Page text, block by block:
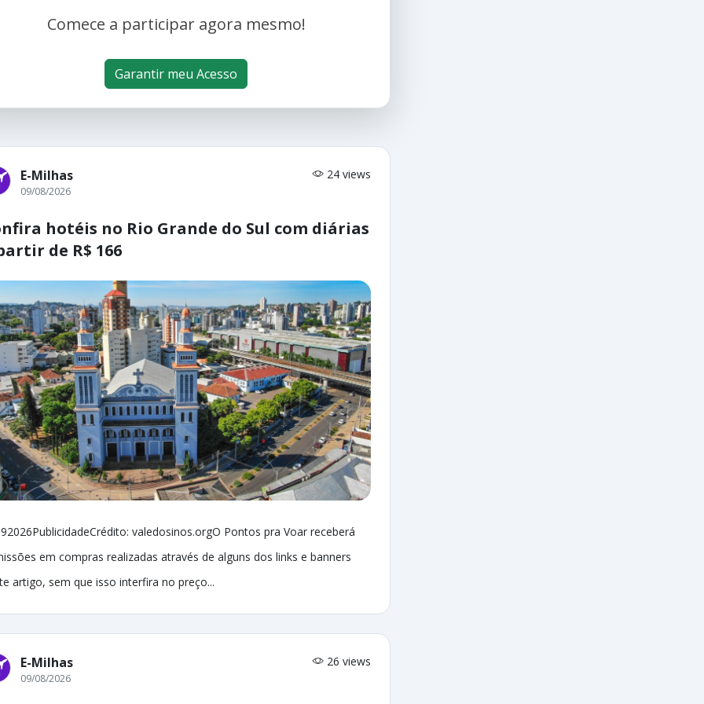
Comece a participar agora mesmo!
Garantir meu Acesso
E-Milhas 24 views
09/08/2026
hotéis no Rio Grande do Sul com diárias
de R$ 166
valedosinos.orgO Pontos pra Voar receberá
em compras realizadas através de alguns dos links e banners
artigo, sem que isso interfira no preço...
E-Milhas 26 views
09/08/2026